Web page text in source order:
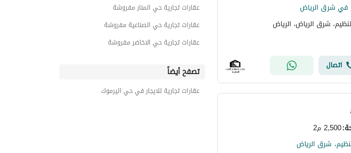
في شرق الرياض
شرق الرياض، الرياض
اتصال
:2,500 م2
شرق الرياض
عقارات تجارية حي المنار مفروشة
عقارات تجارية حي الصناعية مفروشة
عقارات تجارية حي الاخاضر مفروشة
تصفح أيضاً
عقارات تجارية للايجار في حي اليرموك